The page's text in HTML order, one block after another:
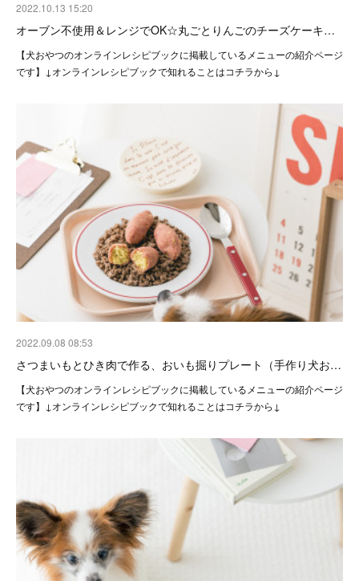
2022.10.13 15:20
オーブン不使用＆レンジでOK☆丸ごとりんごのチーズケーキ…
【犬おやつのオンラインレシピブックに掲載しているメニューの紹介ページ
です】↓オンラインレシピブックで知れることはコチラから↓
2022.09.08 08:53
さつまいもとひき肉で作る、おいも掘りプレート（手作り犬お…
【犬おやつのオンラインレシピブックに掲載しているメニューの紹介ページ
です】↓オンラインレシピブックで知れることはコチラから↓